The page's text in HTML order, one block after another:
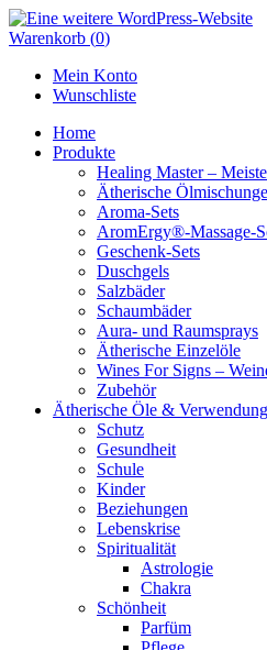
Skip
to
Warenkorb (0)
Mein Konto
Wunschliste
Home
Produkte
Healing Master –
Ätherische
Aroma-Sets
AromErgy®-Massage-
Geschenk-Sets
Duschgels
Salzbäder
Schaumbäder
Aura- und Raumsprays
Ätherische Einzelöle
Wines For Signs –
Zubehör
Ätherische Öle & Verwendung
Schutz
Gesundheit
Schule
Kinder
Beziehungen
Lebenskrise
Spiritualität
Astrologie
Chakra
Schönheit
Parfüm